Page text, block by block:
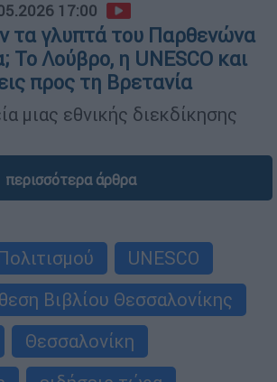
17:00
τα γλυπτά του Παρθενώνα
Το Λούβρο, η UNESCO και
προς τη Βρετανία
μιας εθνικής διεκδίκησης
περισσότερα άρθρα
UNESCO
Βιβλίου Θεσσαλονίκης
Θεσσαλονίκη